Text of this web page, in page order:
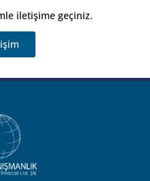
iletişime geçiniz.